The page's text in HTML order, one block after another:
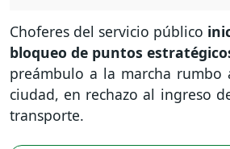
Choferes del servicio público
bloqueo de puntos
preámbulo a la marcha rumbo
ciudad, en rechazo al ingreso
transporte.